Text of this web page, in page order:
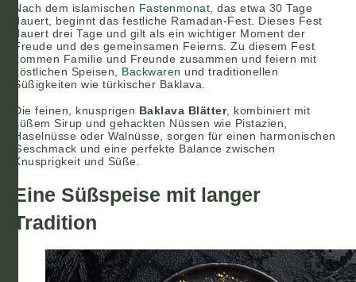
Nach dem islamischen Fastenmonat , das etwa 30 Tage
dauert, beginnt das festliche Ramadan-Fest. Dieses Fest
dauert drei Tage und gilt als ein wichtiger Moment der
Freude und des gemeinsamen Feierns. Zu diesem Fest
kommen Familie und Freunde zusammen und feiern mit
köstlichen Speisen, Backwaren und traditionellen
Süßigkeiten wie türkischer Baklava.
Die feinen, knusprigen Baklava Blätter, kombiniert mit
süßem Sirup und gehackten Nüssen wie Pistazien,
Haselnüsse oder Walnüsse, sorgen für einen harmonischen
Geschmack und eine perfekte Balance zwischen
Knusprigkeit und Süße.
Eine Süßspeise mit langer
Tradition